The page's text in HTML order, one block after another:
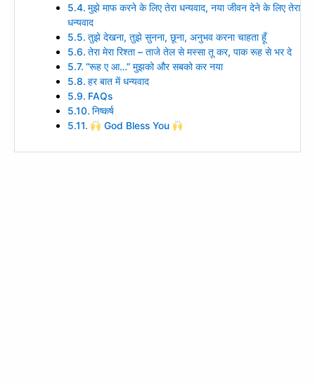
मुझे माफ करने के लिए तेरा धन्यवाद, नया जीवन देने के लिए तेरा
धन्यवाद
तुझे देखना, तुझे सुनना, छूना, अनुभव करना चाहता हूँ
तेरा मेरा रिश्ता – ताजे तेल से मस्सा तू कर, पाक रूह से भर दे
“रूह ए आ…” मुझको और सबको कर नया
हर बात में धन्यवाद
FAQs
निष्कर्ष
God Bless You